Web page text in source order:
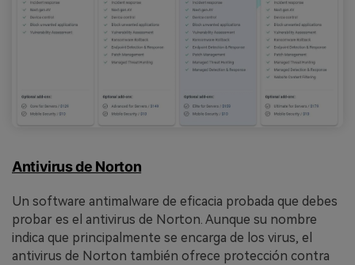
Antivirus de Norton
Un software antimalware de eficacia probada que debes
probar es el antivirus de Norton. Aunque su nombre
indica que principalmente se encarga de los virus, el
antivirus de Norton también ofrece protección contra